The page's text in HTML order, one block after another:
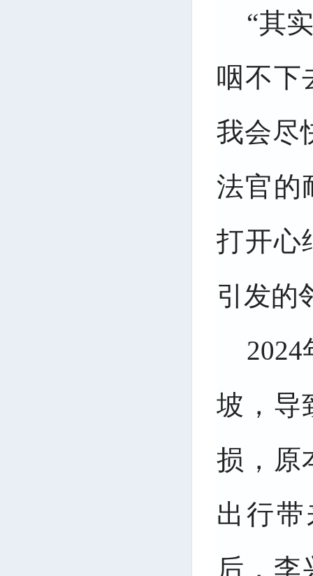
“其
咽不下
我会尽
法官的
打开心
引发的
坡，导
损，原
出行
后，李